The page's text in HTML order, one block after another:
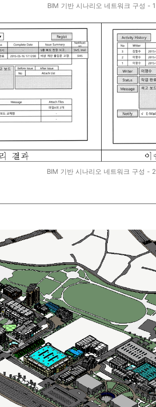
BIM 기반 시나리오 네트워크 구성 - 1
BIM 기반 시나리오 네트워크 구성 - 2